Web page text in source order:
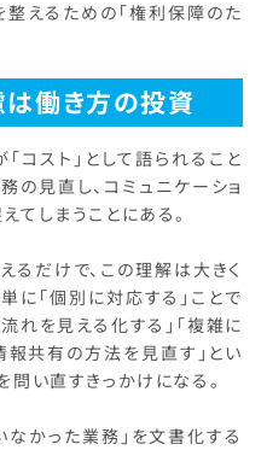
えるための「権利保障のた
働き方の投資
コスト」として語られること
の見直し、コミュニケーショ
てしまうことにある。
るだけで、この理解は大きく
に「個別に対応する」ことで
れを見える化する」「複雑に
報共有の方法を見直す」とい
問い直すきっかけになる。
なかった業務」を文書化する